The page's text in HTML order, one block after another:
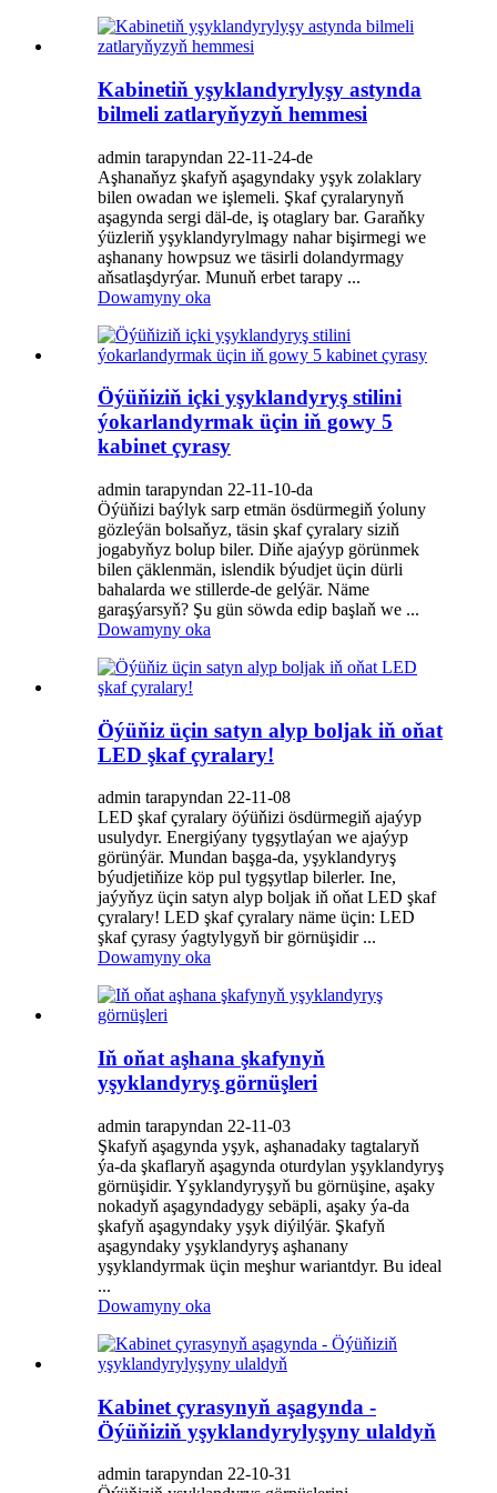
Kabinetiň yşyklandyrylyşy astynda
bilmeli zatlaryňyzyň hemmesi
admin tarapyndan 22-11-24-de
Aşhanaňyz şkafyň aşagyndaky yşyk zolaklary
bilen owadan we işlemeli. Şkaf çyralarynyň
aşagynda sergi däl-de, iş otaglary bar. Garaňky
ýüzleriň yşyklandyrylmagy nahar bişirmegi we
aşhanany howpsuz we täsirli dolandyrmagy
aňsatlaşdyrýar. Munuň erbet tarapy ...
Dowamyny oka
Öýüňiziň içki yşyklandyryş stilini
ýokarlandyrmak üçin iň gowy 5
kabinet çyrasy
admin tarapyndan 22-11-10-da
Öýüňizi baýlyk sarp etmän ösdürmegiň ýoluny
gözleýän bolsaňyz, täsin şkaf çyralary siziň
jogabyňyz bolup biler. Diňe ajaýyp görünmek
bilen çäklenmän, islendik býudjet üçin dürli
bahalarda we stillerde-de gelýär. Näme
garaşýarsyň? Şu gün söwda edip başlaň we ...
Dowamyny oka
Öýüňiz üçin satyn alyp boljak iň oňat
LED şkaf çyralary!
admin tarapyndan 22-11-08
LED şkaf çyralary öýüňizi ösdürmegiň ajaýyp
usulydyr. Energiýany tygşytlaýan we ajaýyp
görünýär. Mundan başga-da, yşyklandyryş
býudjetiňize köp pul tygşytlap bilerler. Ine,
jaýyňyz üçin satyn alyp boljak iň oňat LED şkaf
çyralary! LED şkaf çyralary näme üçin: LED
şkaf çyrasy ýagtylygyň bir görnüşidir ...
Dowamyny oka
Iň oňat aşhana şkafynyň
yşyklandyryş görnüşleri
admin tarapyndan 22-11-03
Şkafyň aşagynda yşyk, aşhanadaky tagtalaryň
ýa-da şkaflaryň aşagynda oturdylan yşyklandyryş
görnüşidir. Yşyklandyryşyň bu görnüşine, aşaky
nokadyň aşagyndadygy sebäpli, aşaky ýa-da
şkafyň aşagyndaky yşyk diýilýär. Şkafyň
aşagyndaky yşyklandyryş aşhanany
yşyklandyrmak üçin meşhur wariantdyr. Bu ideal
...
Dowamyny oka
Kabinet çyrasynyň aşagynda -
Öýüňiziň yşyklandyrylyşyny ulaldyň
admin tarapyndan 22-10-31